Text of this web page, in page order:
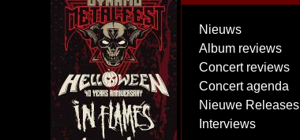
Nieuws
Album reviews
Concert reviews
Concert agenda
Nieuwe Releases
Interviews